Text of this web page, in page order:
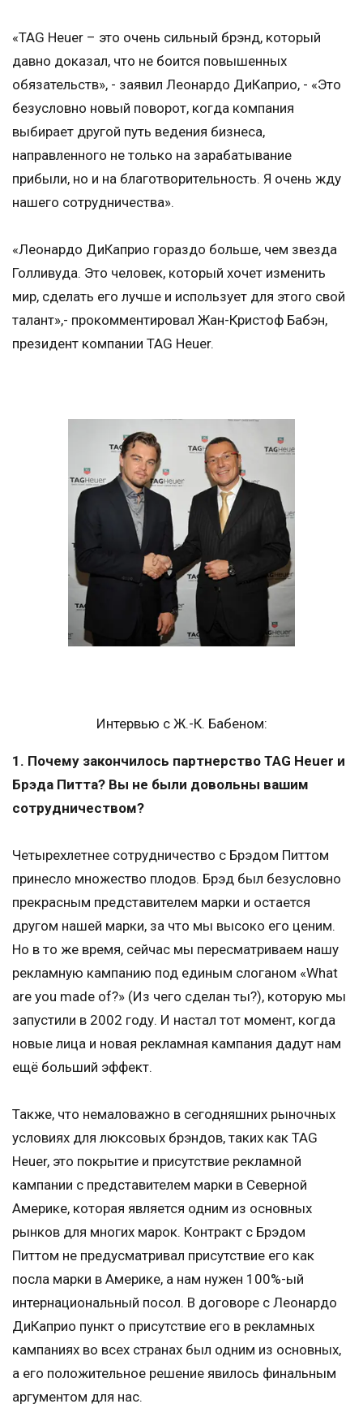
«TAG Heuer – это очень сильный брэнд, который
давно доказал, что не боится повышенных
обязательств», - заявил Леонардо ДиКаприо, - «Это
безусловно новый поворот, когда компания
выбирает другой путь ведения бизнеса,
направленного не только на зарабатывание
прибыли, но и на благотворительность. Я очень жду
нашего сотрудничества».
«Леонардо ДиКаприо гораздо больше, чем звезда
Голливуда. Это человек, который хочет изменить
мир, сделать его лучше и использует для этого свой
талант»,- прокомментировал Жан-Кристоф Бабэн,
президент компании TAG Heuer.
Интервью с Ж.-К. Бабеном:
1. Почему закончилось партнерство TAG Heuer и
Брэда Питта? Вы не были довольны вашим
сотрудничеством?
Четырехлетнее сотрудничество с Брэдом Питтом
принесло множество плодов. Брэд был безусловно
прекрасным представителем марки и остается
другом нашей марки, за что мы высоко его ценим.
Но в то же время, сейчас мы пересматриваем нашу
рекламную кампанию под единым слоганом «What
are you made of?» (Из чего сделан ты?), которую мы
запустили в 2002 году. И настал тот момент, когда
новые лица и новая рекламная кампания дадут нам
ещё больший эффект.
Также, что немаловажно в сегодняшних рыночных
условиях для люксовых брэндов, таких как TAG
Heuer, это покрытие и присутствие рекламной
кампании с представителем марки в Северной
Америке, которая является одним из основных
рынков для многих марок. Контракт с Брэдом
Питтом не предусматривал присутствие его как
посла марки в Америке, а нам нужен 100%-ый
интернациональный посол. В договоре с Леонардо
ДиКаприо пункт о присутствие его в рекламных
кампаниях во всех странах был одним из основных,
а его положительное решение явилось финальным
аргументом для нас.